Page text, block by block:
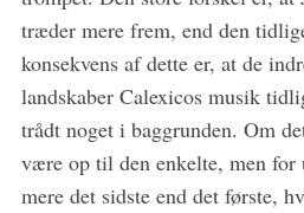
træder mere frem, end den
konsekvens af dette er, at de
landskaber Calexicos musik
trådt noget i baggrunden. Om
være op til den enkelte, men for
mere det sidste end det første,